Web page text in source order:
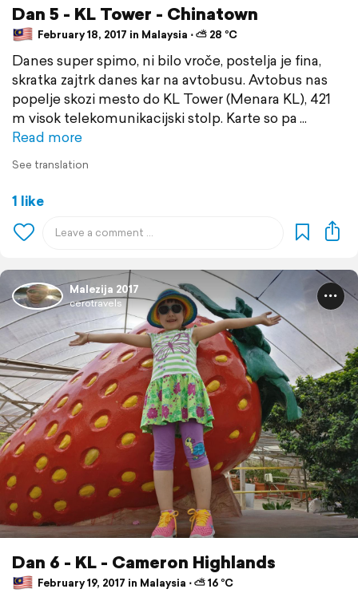
Dan 5 - KL Tower - Chinatown
February 18, 2017 in Malaysia ⋅ ⛅ 28 °C
Danes super spimo, ni bilo vroče, postelja je fina,
skratka zajtrk danes kar na avtobusu. Avtobus nas
popelje skozi mesto do KL Tower (Menara KL), 421
m visok telekomunikacijski stolp. Karte so pa
Read more
See translation
1 like
Malezija 2017
cerotravels
Dan 6 - KL - Cameron Highlands
February 19, 2017 in Malaysia ⋅ ⛅ 16 °C